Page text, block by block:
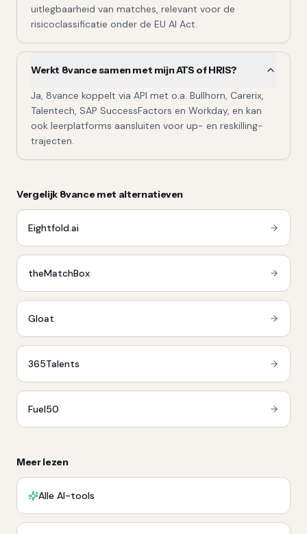
uitlegbaarheid van matches, relevant voor de
risicoclassificatie onder de EU AI Act.
Werkt 8vance samen met mijn ATS of HRIS?
Ja, 8vance koppelt via API met o.a. Bullhorn, Carerix,
Talentech, SAP SuccessFactors en Workday, en kan
ook leerplatforms aansluiten voor up- en reskilling-
trajecten.
Vergelijk 8vancemet alternatieven
Eightfold.ai
theMatchBox
Gloat
365Talents
Fuel50
Meer lezen
Alle AI-tools